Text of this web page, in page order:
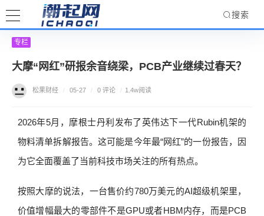
搜索
专栏
大摩“网红”研报余音绕梁，PCB产业继续过春天？
松果财经 / 05-27 / 0 评论 / 1.4w阅读
2026年5月，摩根士丹利发布了英伟达下一代Rubin机架的
物料清单拆解报告。这可能是今年最“网红”的一份报告，因
为它全面覆盖了当前科技市场关注的所有热点。
按照大摩的说法，一台售价约780万美元的AI超级机架里，
价值增幅最大的零部件不是GPU或者HBM内存，而是PCB